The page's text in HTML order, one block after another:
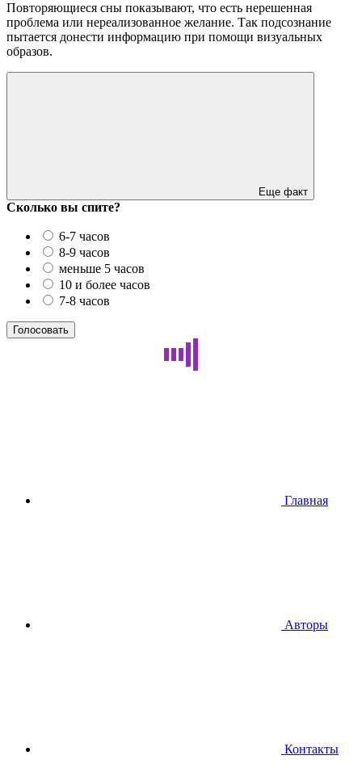
Повторяющиеся сны показывают, что есть нерешенная
проблема или нереализованное желание. Так подсознание
пытается донести информацию при помощи визуальных
образов.
Еще факт
Сколько вы спите?
6-7 часов
8-9 часов
меньше 5 часов
10 и более часов
7-8 часов
Главная
Авторы
Контакты